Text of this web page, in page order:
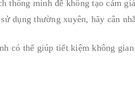
thông minh để không tạo cảm
dụng thường xuyên, hãy cân
có thể giúp tiết kiệm không